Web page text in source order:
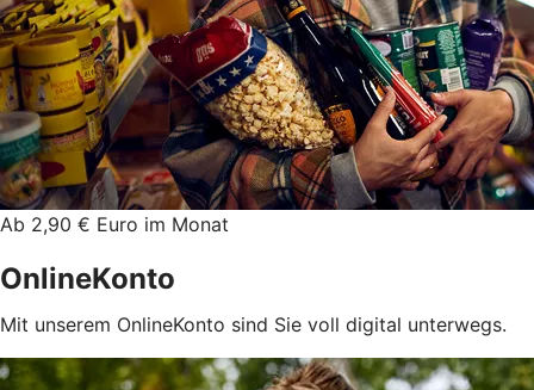
Ab 2,90 € Euro im Monat
OnlineKonto
Mit unserem OnlineKonto sind Sie voll digital unterwegs.